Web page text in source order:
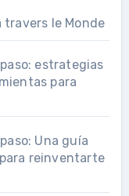
travers le Monde
estrategias
para
Una guía
reinventarte